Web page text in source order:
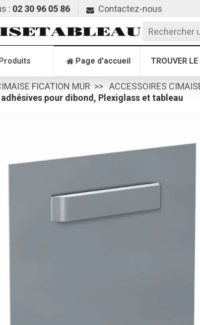
: 02 30 96 05 86 Contactez-nous
Page d'accueil TROUVER
FICATION MUR ACCESSOIRES
pour dibond, Plexiglass et tableau